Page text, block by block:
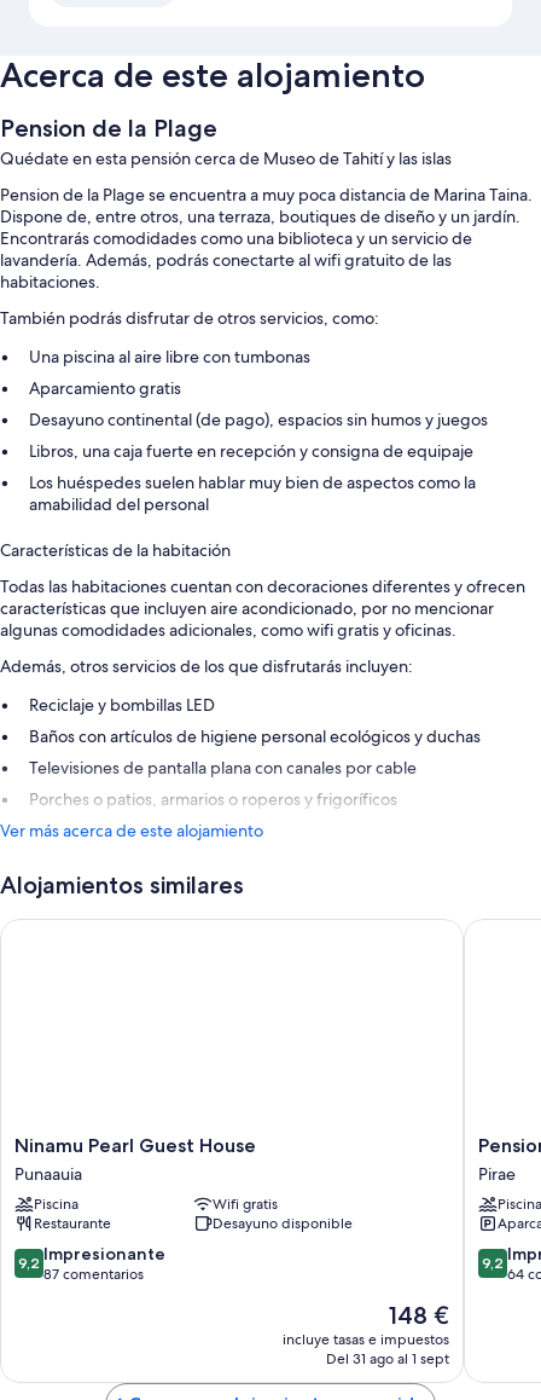
Acerca de este alojamiento
Pension de la Plage
Quédate en esta pensión cerca de Museo de Tahití y las islas
Pension de la Plage se encuentra a muy poca distancia de Marina Taina.
Dispone de, entre otros, una terraza, boutiques de diseño y un jardín.
Encontrarás comodidades como una biblioteca y un servicio de
lavandería. Además, podrás conectarte al wifi gratuito de las
habitaciones.
También podrás disfrutar de otros servicios, como:
Una piscina al aire libre con tumbonas
Aparcamiento gratis
Desayuno continental (de pago), espacios sin humos y juegos
Libros, una caja fuerte en recepción y consigna de equipaje
Los huéspedes suelen hablar muy bien de aspectos como la
amabilidad del personal
Características de la habitación
Todas las habitaciones cuentan con decoraciones diferentes y ofrecen
características que incluyen aire acondicionado, por no mencionar
algunas comodidades adicionales, como wifi gratis y oficinas.
Además, otros servicios de los que disfrutarás incluyen:
Reciclaje y bombillas LED
Baños con artículos de higiene personal ecológicos y duchas
Televisiones de pantalla plana con canales por cable
Porches o patios, armarios o roperos y frigoríficos
Ver más acerca de este alojamiento
Alojamientos similares
Ninamu
Pearl
Guest
House
Punaauia
Ninamu Pearl Guest House
Punaauia
Piscina
Wifi gratis
Restaurante
Desayuno disponible
9.2
sobre
9,2 Impresionante
87 comentarios
El
precio
actual
148 €
incluye tasas e impuestos
Del 31 ago al 1 sept
Ninamu Pearl Guest House
Pension
Pare
Lodge
Tahiti
Pirae
Pirae
Piscina
9.2
sobre
9,2
64
Pension